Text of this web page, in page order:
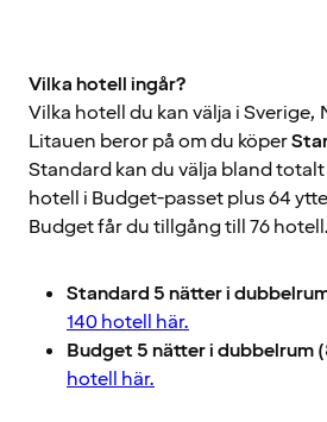
Vilka hotell ingår?
Vilka hotell du kan välja i
Litauen beror på om du köper
Standard kan du välja bland
hotell i Budget-passet plus 64
Budget får du tillgång till 76 hotell.
Standard 5 nätter i
140 hotell här.
Budget 5 nätter i dubbelrum
hotell här.